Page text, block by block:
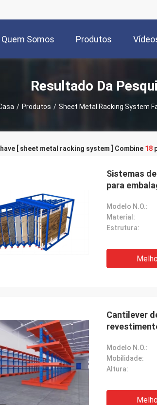
Quem Somos Produtos
Resultado Da
/ Produtos / Sheet Metal Racking System
[ sheet metal racking system ] Combine 18
Sistemas
para
Modelo N.O.:
Material:
Estrutura:
Cantilever
Modelo N.O.:
Mobilidade:
Altura: